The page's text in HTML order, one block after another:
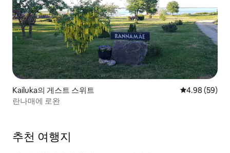
Kailuka의 게스트 스위트 평점 4.98점(5
4.98 (59)
란나매에 로완
추천 여행지